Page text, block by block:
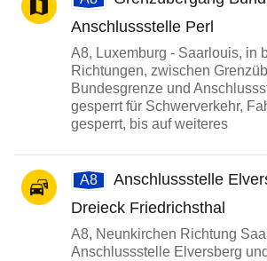
Anschlussstelle Perl
A8, Luxemburg - Saarlouis, in
Richtungen, zwischen
Bundesgrenze und
gesperrt für Schwerverkehr,
gesperrt, bis auf weiteres
A8
Anschlussstelle
Dreieck Friedrichsthal
A8, Neunkirchen Richtung
Anschlussstelle Elversberg